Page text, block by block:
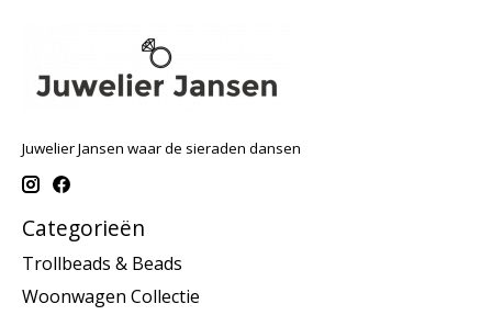
Juwelier Jansen waar de sieraden dansen
Categorieën
Trollbeads & Beads
Woonwagen Collectie